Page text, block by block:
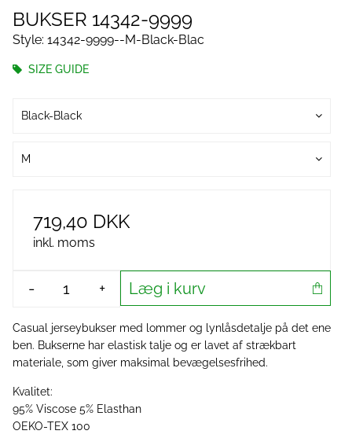
BUKSER 14342-9999
Style: 14342-9999--M-Black-Blac
SIZE GUIDE
Black-Black
M
719,40 DKK
inkl. moms
- + Læg i kurv
Casual jerseybukser med lommer og lynlåsdetalje på det ene
ben. Bukserne har elastisk talje og er lavet af strækbart
materiale, som giver maksimal bevægelsesfrihed.
Kvalitet:
95% Viscose 5% Elasthan
OEKO-TEX 100